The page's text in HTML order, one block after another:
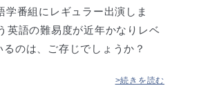
学番組にレギュラー出演しま
英語の難易度が近年かなりレベ
るのは、ご存じでしょうか？
>続きを読む